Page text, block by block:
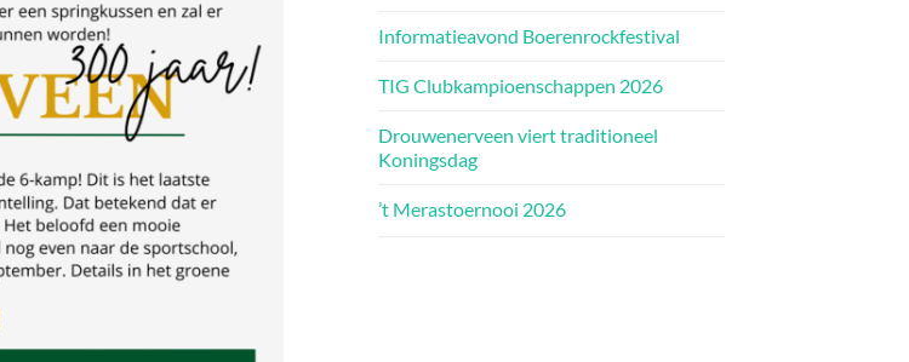
Informatieavond Boerenrockfestival
TIG Clubkampioenschappen 2026
Drouwenerveen viert traditioneel
Koningsdag
’t Merastoernooi 2026